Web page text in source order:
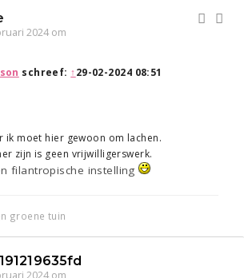
2024 om
schreef: ↑29-02-2024 08:51
ik moet hier gewoon om lachen.
zijn is geen vrijwilligerswerk.
filantropische instelling
groene tuin